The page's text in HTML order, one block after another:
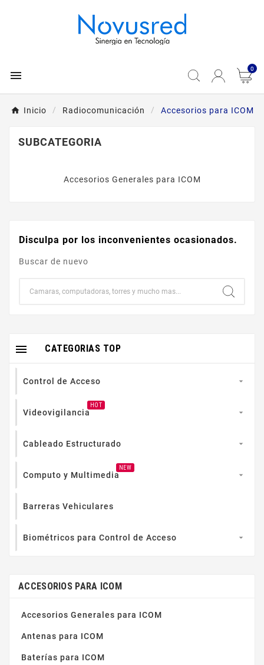
 0
Inicio Radiocomunicación Accesorios para ICOM
SUBCATEGORIA
Accesorios Generales para ICOM
Disculpa por los inconvenientes ocasionados.
Buscar de nuevo
CATEGORIAS TOP

Control de Acceso 
Videovigilancia
HOT

Cableado Estructurado 
Computo y Multimedia
NEW

Barreras Vehiculares
Biométricos para Control de Acceso 
ACCESORIOS PARA ICOM
Accesorios Generales para ICOM
Antenas para ICOM
Baterías para ICOM